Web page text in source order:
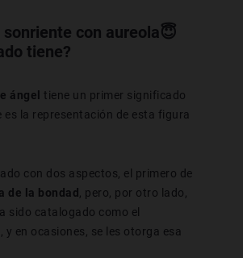
sonriente con aureola😇
tiene?
ángel tiene un primer significado
es la representación de esta figura
con dos aspectos, el primero de
de la bondad
, pero, por otro lado,
sido catalogado como el
y en ocasiones, se les otorga esa